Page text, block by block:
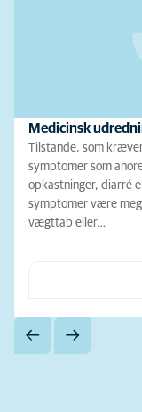
Medicinsk
Tilstande, som
symptomer som
opkastninger, diarré
symptomer være
vægttab eller…